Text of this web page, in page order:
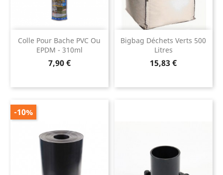
Colle Pour Bache PVC Ou
EPDM - 310ml
Prix
7,90 €
Bigbag Déchets Verts 500
Litres
Prix
15,83 €
-10%